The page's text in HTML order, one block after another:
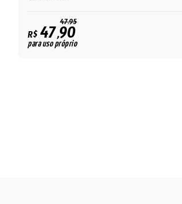
47,95
R$47,90
para uso próprio